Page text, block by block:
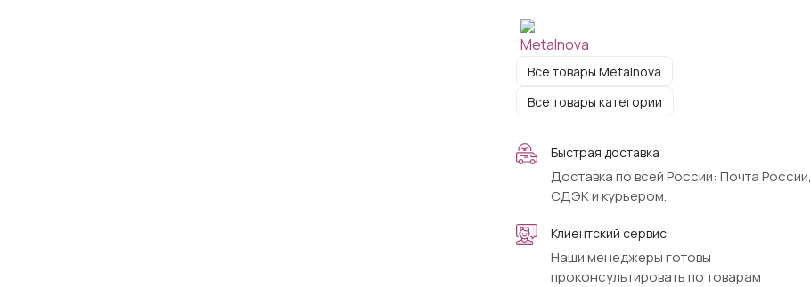
Все товары Metalnova
Все товары категории
Быстрая доставка
Доставка по всей России: Почта России,
СДЭК и курьером.
Клиентский сервис
Наши менеджеры готовы
проконсультировать по товарам